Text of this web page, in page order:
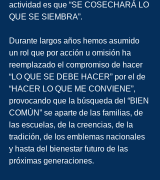
actividad es que “SE COSECHARÁ LO
QUE SE SIEMBRA”.
Durante largos años hemos asumido
un rol que por acción u omisión ha
reemplazado el compromiso de hacer
“LO QUE SE DEBE HACER” por el de
“HACER LO QUE ME CONVIENE”,
provocando que la búsqueda del “BIEN
COMÚN” se aparte de las familias, de
las escuelas, de la creencias, de la
tradición, de los emblemas nacionales
y hasta del bienestar futuro de las
próximas generaciones.